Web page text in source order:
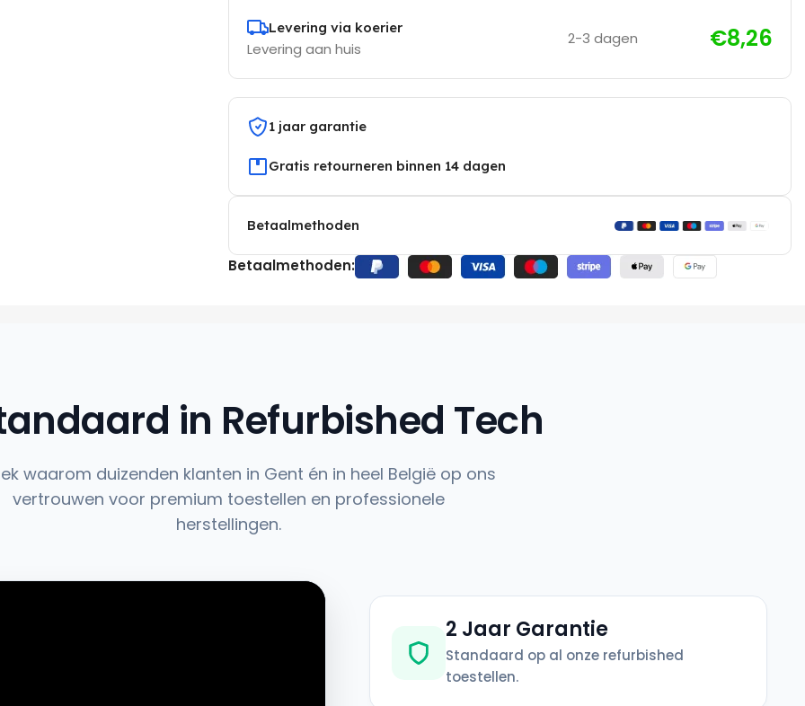
Levering via koerier
Levering aan huis
2-3 dagen €8,26
1 jaar garantie
Gratis retourneren binnen 14 dagen
Betaalmethoden
Betaalmethoden:
in Refurbished Tech
waarom duizenden klanten in Gent én in heel België op ons
vertrouwen voor premium toestellen en professionele
herstellingen.
2 Jaar Garantie
Standaard op al onze refurbished
toestellen.